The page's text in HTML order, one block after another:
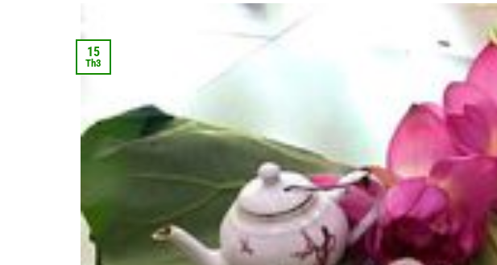
15
Th3